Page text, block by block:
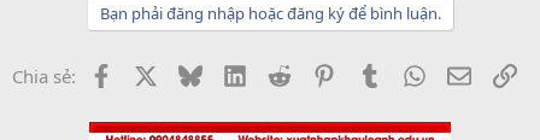
Bạn phải đăng nhập hoặc đăng ký để bình luận.
Chia sẻ: Facebook BlueskyLinkedInReddit PinterestTumblrWhatsApp
Email